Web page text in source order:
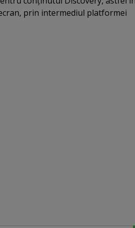
prin intermediul platformei